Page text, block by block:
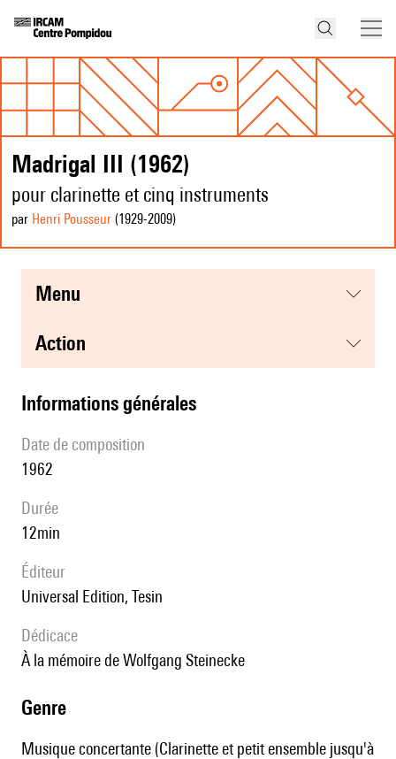
Madrigal III (1962)
pour clarinette et cinq instruments
par Henri Pousseur (1929-2009)
menu
action
informations générales
date de composition
1962
durée
12min
éditeur
Universal Edition, Tesin
Dédicace
à la mémoire de Wolfgang Steinecke
genre
Musique concertante (Clarinette et petit ensemble jusqu'à